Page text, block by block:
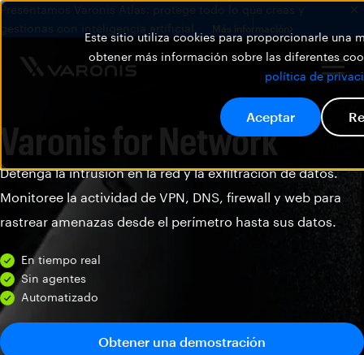
Este sitio utiliza cookies para proporcionarle una
obtener más información sobre las diferentes
política de
Aceptar
Presentamos Varonis Atlas: protege todo lo que creas y
gestionas con inteligencia artificial.
Más información
Varonis for Network
Detenga la intrusión en la red y la exfiltración de datos.
Monitoree la actividad de VPN, DNS, firewall y web para
rastrear amenazas desde el perímetro hasta sus datos.
En tiempo real
Sin agentes
Automatizado
Obtener una demostración